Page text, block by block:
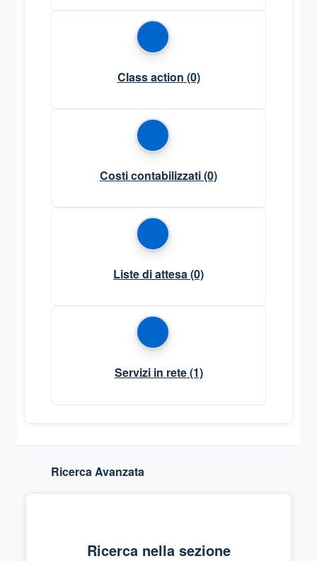
Class action (0)
Costi contabilizzati(0)
Liste di attesa (0)
Servizi in rete(1)
Ricerca Avanzata
Ricerca nella sezione